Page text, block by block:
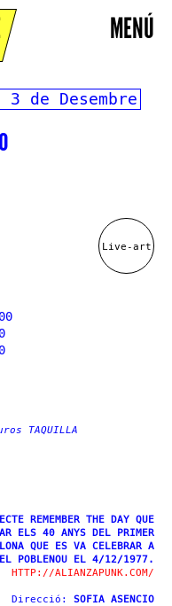
MENÚ
de Desembre
Live-art
TAQUILLA
REMEMBER THE DAY QUE
ELS 40 ANYS DEL PRIMER
QUE ES VA CELEBRAR A
POBLENOU EL 4/12/1977.
HTTP://ALIANZAPUNK.COM/
Direcció:
SOFIA ASENCIO